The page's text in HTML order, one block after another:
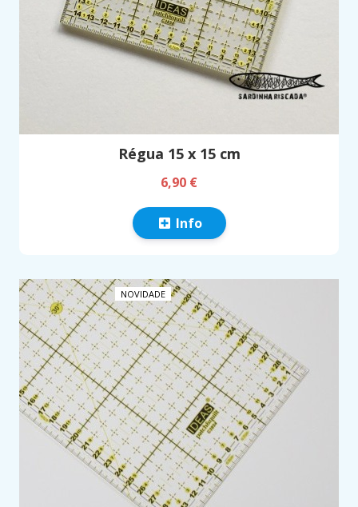
Régua 15 x 15 cm
6,90 €
Info
NOVIDADE